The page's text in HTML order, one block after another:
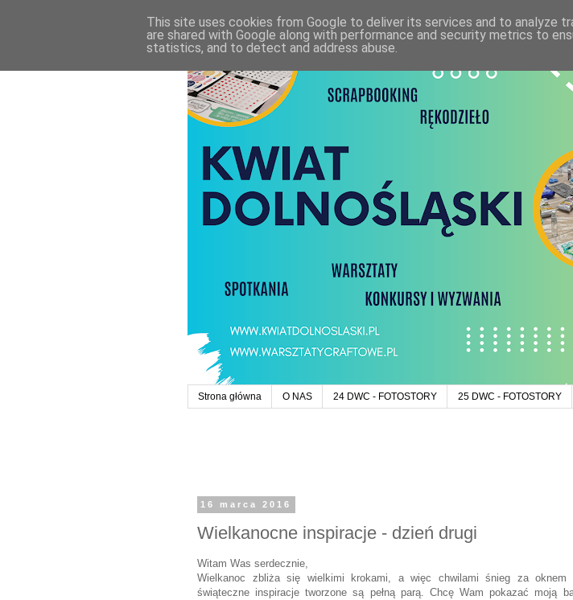
Strona główna O NAS 24 DWC - FOTOSTORY 25 DWC - FOTOSTORY
16 marca 2016
Wielkanocne inspiracje - dzień drugi
Witam Was serdecznie,
Wielkanoc zbliża się wielkimi krokami, a więc chwilami śnieg za oknem
świąteczne inspiracje tworzone są pełną parą. Chcę Wam pokazać moją
This site uses cookies from Google to deliver its services and to analyze
are shared with Google along with performance and security metrics to
statistics, and to detect and address abuse.